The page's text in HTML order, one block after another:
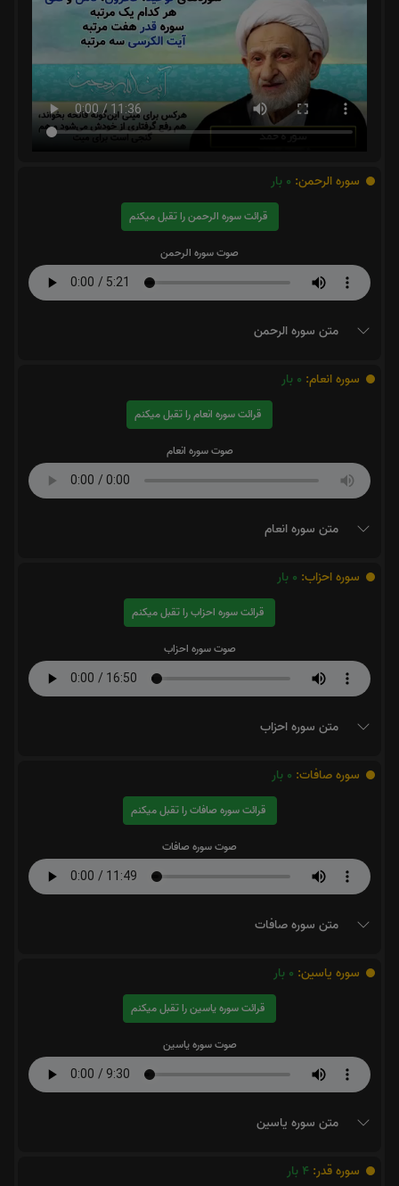
سوره الرحمن: 0 بار
قرائت سوره الرحمن را تقبل میکنم
صوت سوره الرحمن
متن سوره الرحمن
سوره انعام: 0 بار
قرائت سوره انعام را تقبل میکنم
صوت سوره انعام
متن سوره انعام
سوره احزاب: 0 بار
قرائت سوره احزاب را تقبل میکنم
صوت سوره احزاب
متن سوره احزاب
سوره صافات: 0 بار
قرائت سوره صافات را تقبل میکنم
صوت سوره صافات
متن سوره صافات
سوره یاسین: 0 بار
قرائت سوره یاسین را تقبل میکنم
صوت سوره یاسین
متن سوره یاسین
سوره قدر: 4 بار